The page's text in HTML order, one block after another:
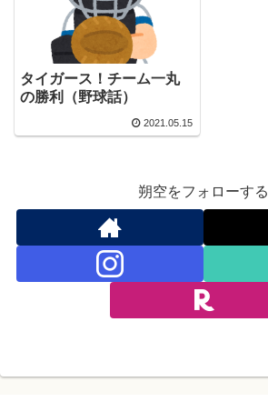
タイガース！チーム一丸
の勝利（野球話）
2021.05.15
朔空をフォローする